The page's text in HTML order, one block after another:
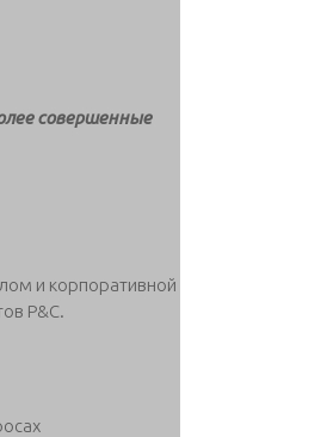
совершенные
и корпоративной
P&C.